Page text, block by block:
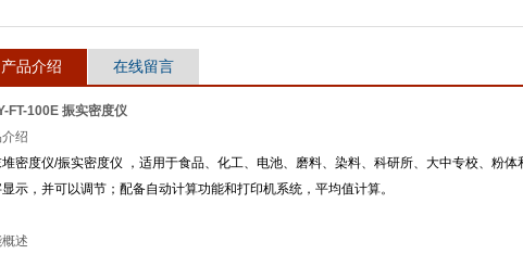
产品介绍 在线留言
FT-100E 振实密度仪
绍
密度仪/振实密度仪 ，适用于食品、化工、电池、磨料、染料、科研所、大中专校、粉
示，并可以调节；配备自动计算功能和打印机系统，平均值计算。
述